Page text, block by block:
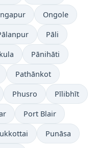
Ongole
Pāli
Pānihāti
Pathānkot
Phusro Pīlibhīt
Port Blair
Punāsa